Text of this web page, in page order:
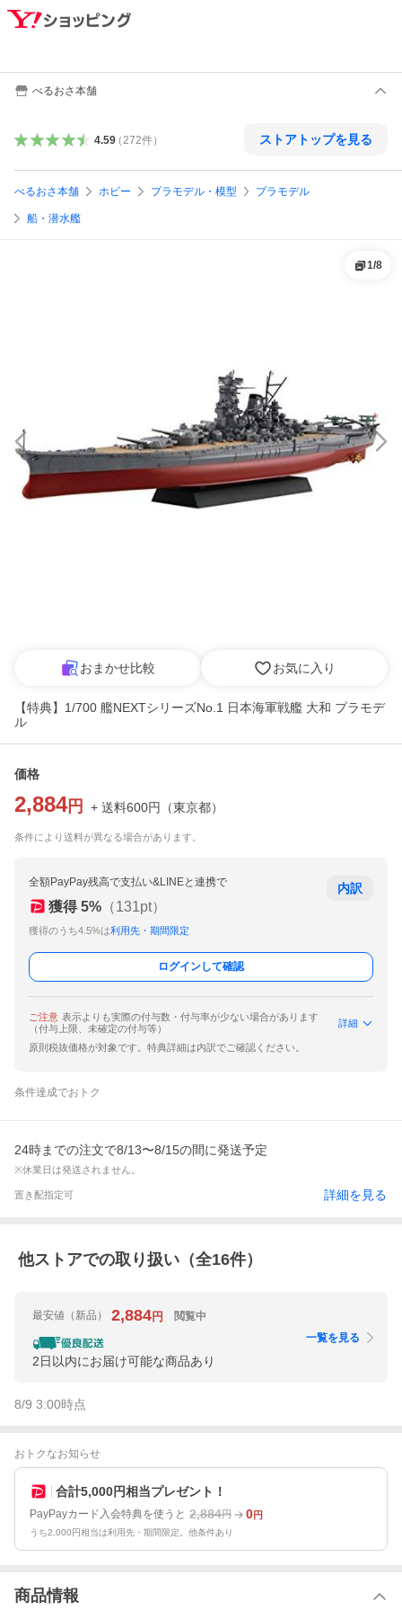
べるおさ本舗
4.59（ 272件） ストアトップを見る
べるおさ本舗 ホビー プラモデル・模型 プラモデル
船・潜水艦
1/8
おまかせ比較 お気に入り
【特典】1/700 艦NEXTシリーズNo.1 日本海軍戦艦 大和 プラモデ
ル
価格
2,884円 + 送料600円 （東京都）
条件により送料が異なる場合があります。
全額PayPay残高で支払い&LINEと連携で
獲得 5% （131pt）
獲得のうち4.5%は利用先・期間限定
内訳
ログインして確認
ご注意 表示よりも実際の付与数・付与率が少ない場合があります
（付与上限、未確定の付与等）
詳細
原則税抜価格が対象です。特典詳細は内訳でご確認ください。
条件達成でおトク
24時までの注文で8/13〜8/15の間に発送予定
※休業日は発送されません。
置き配指定可 詳細を見る
他ストアでの取り扱い（全16件）
最安値 （新品） 2,884円 閲覧中
2日以内にお届け可能な商品あり
一覧を見る
8/9 3:00時点
おトクなお知らせ
合計5,000円相当プレゼント！
PayPayカード入会特典を使うと 2,884円 0円
うち2,000円相当は利用先・期間限定。他条件あり
商品情報